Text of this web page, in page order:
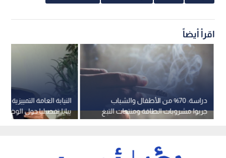
اقرأ أيضاً
النيابة العامة التمييزية
بيانا تفصيليا حول
والإجرائي لرياض سلامة
دراسة: 70% من الأطفال والشباب
جربوا مشروبات الطاقة ومنتجات التبغ
في الأردن